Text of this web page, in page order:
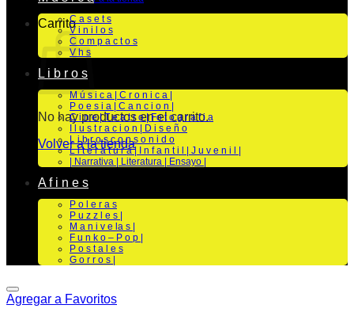
Carrito
No hay productos en el carrito.
Volver a la tienda
C a s e t s
V i n i l o s
C o m p a c t o s
V h s
L i b r o s
M ú s i c a | C r o n i c a |
P o e s i a | C a n c i o n |
C i n e | T e a t r o | Fo t o g r a f i a
I l u s t r a c i o n | D i s e ñ o
L i b r o s c o n s o n i d o
L i t e r a t u r a | I n f a n t i l | J u v e n i l |
| Narrativa | Literatura | Ensayo |
A f i n e s
P o l e r a s
P u z z l e s |
M a n i v e la s |
F u n k o – P o p |
P o s t a l e s
G o r r o s |
Agregar a Favoritos